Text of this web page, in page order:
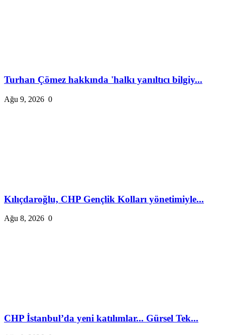
Turhan Çömez hakkında 'halkı yanıltıcı bilgiy...
Ağu 9, 2026 0
Kılıçdaroğlu, CHP Gençlik Kolları yönetimiyle...
Ağu 8, 2026 0
CHP İstanbul’da yeni katılımlar... Gürsel Tek...